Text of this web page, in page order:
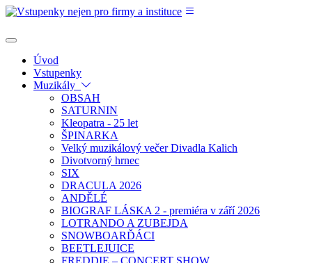
Úvod
Vstupenky
Muzikály
OBSAH
SATURNIN
Kleopatra - 25 let
ŠPINARKA
Velký muzikálový večer Divadla Kalich
Divotvorný hrnec
SIX
DRACULA 2026
ANDĚLÉ
BIOGRAF LÁSKA 2 - premiéra v září 2026
LOTRANDO A ZUBEJDA
SNOWBOARĎÁCI
BEETLEJUICE
FREDDIE – CONCERT SHOW